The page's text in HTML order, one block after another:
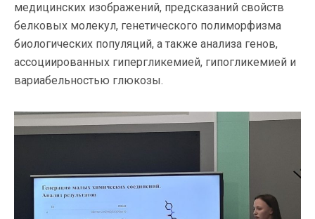
медицинских изображений, предсказаний свойств
белковых молекул, генетического полиморфизма
биологических популяций, а также анализа генов,
ассоциированных гипергликемией, гипогликемией и
вариабельностью глюкозы.